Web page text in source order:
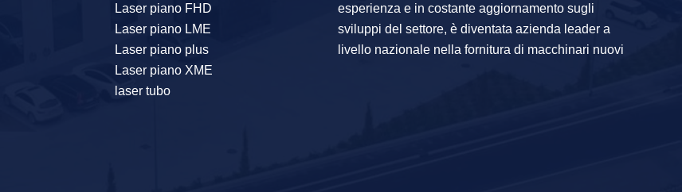
esperienza e in costante aggiornamento sugli
sviluppi del settore, è diventata azienda leader a
livello nazionale nella fornitura di macchinari nuovi
Laser piano FHD
Laser piano LME
Laser piano plus
Laser piano XME
laser tubo